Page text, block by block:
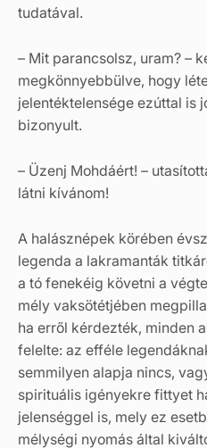
tudatával.
– Mit parancsolsz, uram? –
megkönnyebbülve, hogy
jelentéktelensége ezúttal is
bizonyult.
– Üzenj Mohdáért! –
látni kívánom!
A halásznépek körében
legenda a lakramanták
a tó fenekéig követni a
mély vaksötétjében
ha erről kérdezték, minden
felelte: az efféle
semmilyen alapja nincs,
spirituális igényekre fittyet
jelenséggel is, mely ez
mélységi nyomás által